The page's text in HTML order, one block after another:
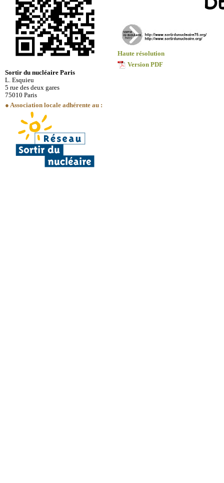
Sortir du nucléaire Paris
L. Esquieu
5 rue des deux gares
75010 Paris
● Association locale adhérente au :
Haute résolution
Version PDF